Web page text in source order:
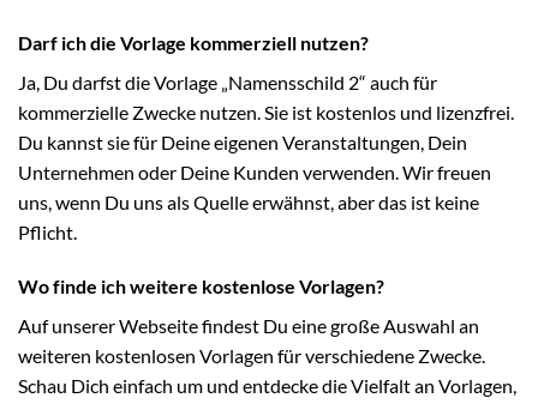
Darf ich die Vorlage kommerziell nutzen?
Ja, Du darfst die Vorlage „Namensschild 2“ auch für
kommerzielle Zwecke nutzen. Sie ist kostenlos und lizenzfrei.
Du kannst sie für Deine eigenen Veranstaltungen, Dein
Unternehmen oder Deine Kunden verwenden. Wir freuen
uns, wenn Du uns als Quelle erwähnst, aber das ist keine
Pflicht.
Wo finde ich weitere kostenlose Vorlagen?
Auf unserer Webseite findest Du eine große Auswahl an
weiteren kostenlosen Vorlagen für verschiedene Zwecke.
Schau Dich einfach um und entdecke die Vielfalt an Vorlagen,